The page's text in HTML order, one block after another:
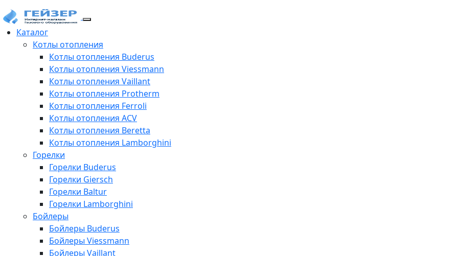
Каталог
Котлы отопления
Котлы отопления Buderus
Котлы отопления Viessmann
Котлы отопления Vaillant
Котлы отопления Protherm
Котлы отопления Ferroli
Котлы отопления ACV
Котлы отопления Beretta
Котлы отопления Lamborghini
Горелки
Горелки Buderus
Горелки Giersch
Горелки Baltur
Горелки Lamborghini
Бойлеры
Бойлеры Buderus
Бойлеры Viessmann
Бойлеры Vaillant